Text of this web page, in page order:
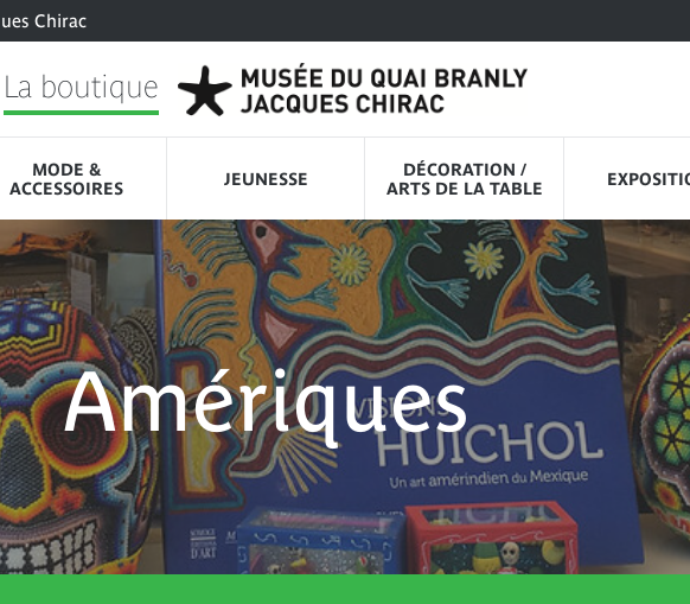
Chirac
La boutique
MODE &
ACCESSOIRES
JEUNESSE
DÉCORATION /
ARTS DE LA TABLE
Amériques